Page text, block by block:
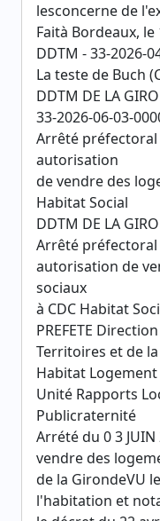
lesconcerne de
Faità Bordeaux, le
DDTM - 33-2026-
La teste de Buch
DDTM DE LA
33-2026-06-03-
Arrêté
autorisation
de vendre des
Habitat Social
DDTM DE LA
Arrêté
autorisation de
sociaux
à CDC Habitat
PREFETE
Territoires et de la
Habitat
Unité Rapports
Publicraternité
Arrété du 0 3
vendre des
de la GirondeVU
l'habitation et